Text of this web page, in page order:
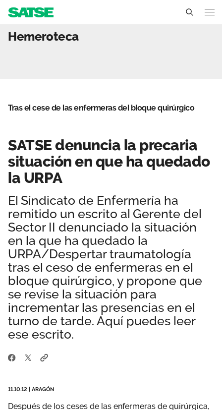
Delegados Sindicales
Transparencia
Ámbitos de negociación
Servicios
Ventajas
Actualidad
Temas
Sala de prensa
Empleo
Documentos
Publicaciones
Vídeos
Aragón
Contáctanos
Área privada
Únete
SATSE denuncia la
Hemeroteca
Tras el cese de las enfermeras del bloque quirúrgico
SATSE denuncia la precaria
situación en que ha quedado
la URPA
El Sindicato de Enfermería ha
remitido un escrito al Gerente del
Sector II denunciado la situación
en la que ha quedado la
URPA/Despertar traumatología
tras el ceso de enfermeras en el
bloque quirúrgico, y propone que
se revise la situación para
incrementar las presencias en el
turno de tarde. Aquí puedes leer
ese escrito.
11.10.12 ARAGÓN
Después de los ceses de las enfermeras de quirúrgica,